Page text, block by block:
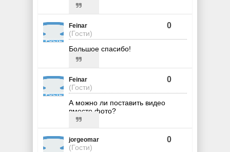
Feinar
(Гости)
0
Большое спасибо!
Feinar
(Гости)
0
А можно ли поставить видео
вместо фото?
jorgeomar
(Гости)
0